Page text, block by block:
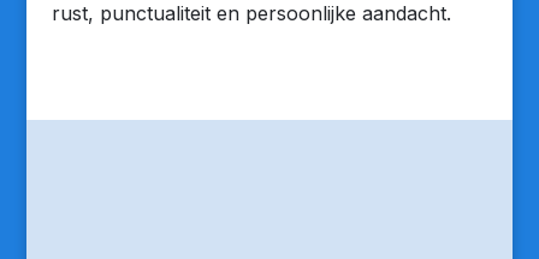
rust, punctualiteit en persoonlijke aandacht.